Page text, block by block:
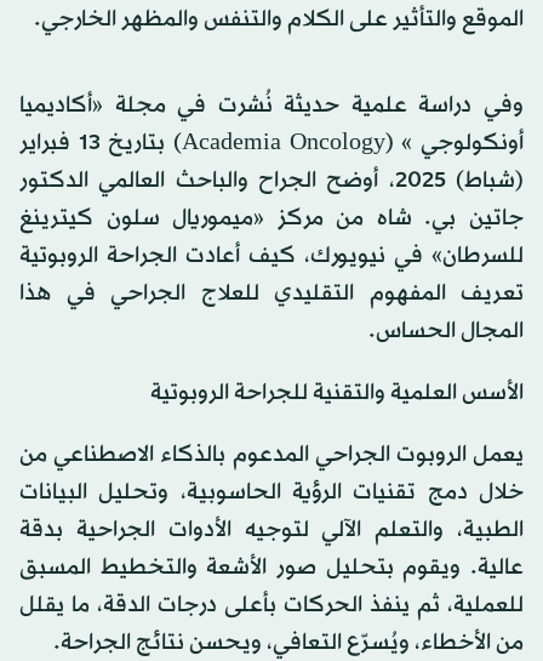
الموقع والتأثير على الكلام والتنفس والمظهر الخارجي.
وفي دراسة علمية حديثة نُشرت في مجلة «أكاديميا
أونكولوجي » (Academia Oncology) بتاريخ 13 فبراير
(شباط) 2025، أوضح الجراح والباحث العالمي الدكتور
جاتين بي. شاه من مركز «ميموريال سلون كيترينغ
للسرطان» في نيويورك، كيف أعادت الجراحة الروبوتية
تعريف المفهوم التقليدي للعلاج الجراحي في هذا
المجال الحساس.
الأسس العلمية والتقنية للجراحة الروبوتية
يعمل الروبوت الجراحي المدعوم بالذكاء الاصطناعي من
خلال دمج تقنيات الرؤية الحاسوبية، وتحليل البيانات
الطبية، والتعلم الآلي لتوجيه الأدوات الجراحية بدقة
عالية. ويقوم بتحليل صور الأشعة والتخطيط المسبق
للعملية، ثم ينفذ الحركات بأعلى درجات الدقة، ما يقلل
من الأخطاء، ويُسرّع التعافي، ويحسن نتائج الجراحة.